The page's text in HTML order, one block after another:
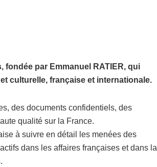
fondée par Emmanuel RATIER, qui
culturelle, française et internationale.
des documents confidentiels, des
qualité sur la France.
à suivre en détail les menées des
dans les affaires françaises et dans la